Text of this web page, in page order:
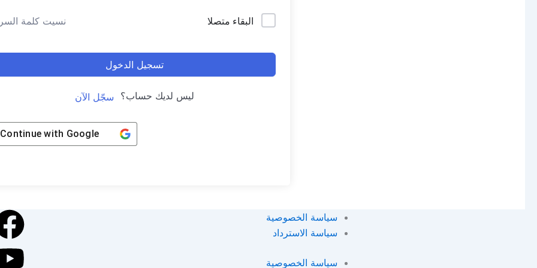
البقاء متصلا نسيت كلمة
تسجيل الدخول
ليس لديك حساب؟ سجّل الآن
Continue with Google
سياسة الخصوصية
سياسة الاسترداد
سياسة الخصوصية